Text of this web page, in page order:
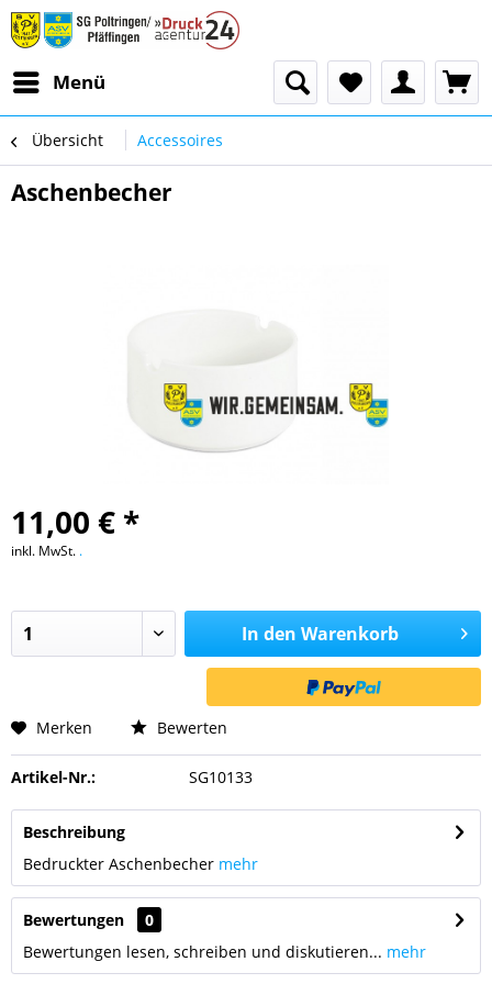
Menü
Übersicht Accessoires
Aschenbecher
11,00 € *
inkl. MwSt. .
In den Warenkorb
Merken Bewerten
Artikel-Nr.: SG10133
Beschreibung
Bedruckter Aschenbecher mehr
Bewertungen
0
Bewertungen lesen, schreiben und diskutieren... mehr